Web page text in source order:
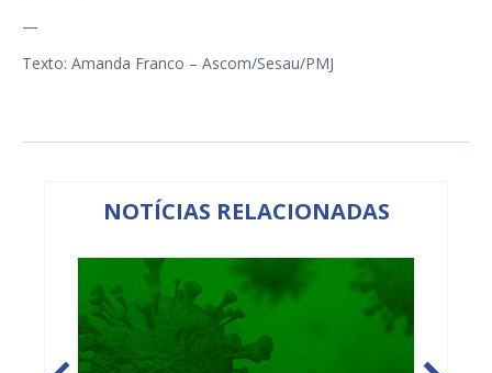
—
Texto: Amanda Franco – Ascom/Sesau/PMJ
NOTÍCIAS RELACIONADAS